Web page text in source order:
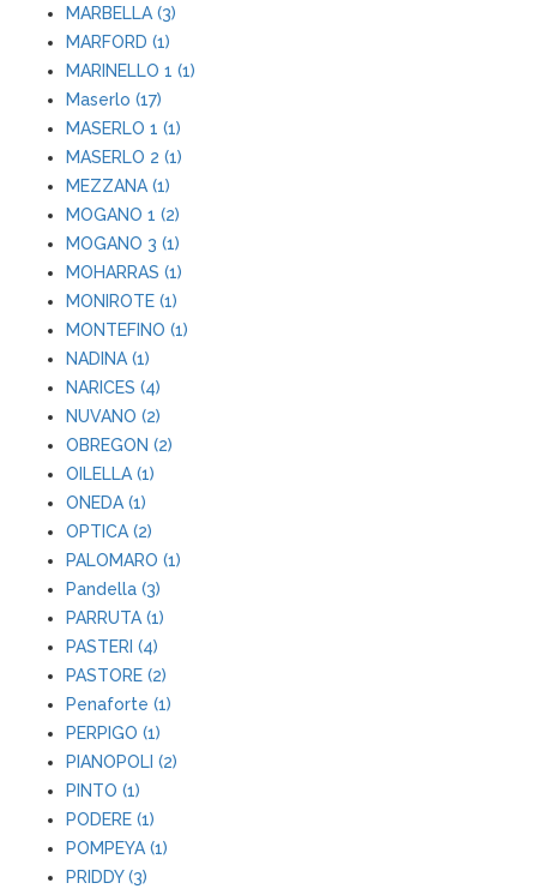
MARBELLA (3)
MARFORD (1)
MARINELLO 1 (1)
Maserlo (17)
MASERLO 1 (1)
MASERLO 2 (1)
MEZZANA (1)
MOGANO 1 (2)
MOGANO 3 (1)
MOHARRAS (1)
MONIROTE (1)
MONTEFINO (1)
NADINA (1)
NARICES (4)
NUVANO (2)
OBREGON (2)
OILELLA (1)
ONEDA (1)
OPTICA (2)
PALOMARO (1)
Pandella (3)
PARRUTA (1)
PASTERI (4)
PASTORE (2)
Penaforte (1)
PERPIGO (1)
PIANOPOLI (2)
PINTO (1)
PODERE (1)
POMPEYA (1)
PRIDDY (3)